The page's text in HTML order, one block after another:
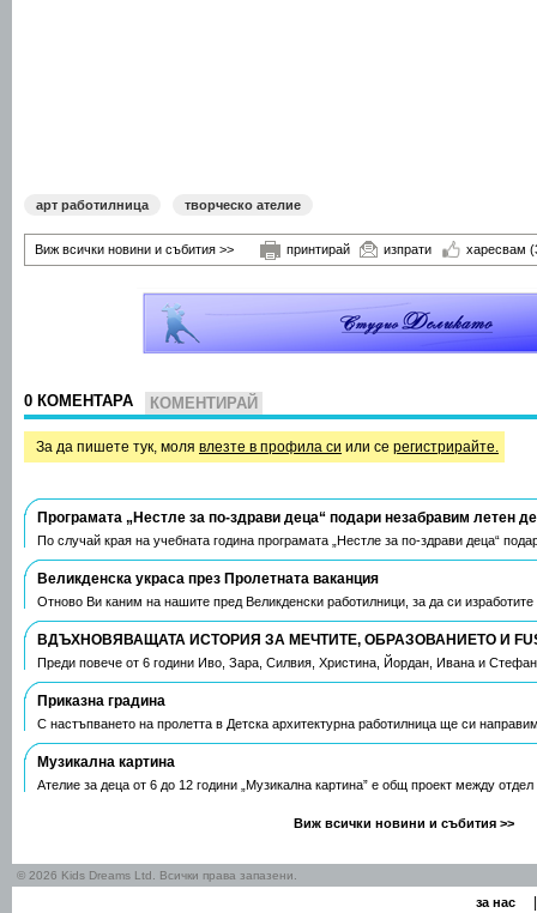
арт работилница творческо ателие
Виж всички новини и събития >> принтирай изпрати харесвам
0 КОМЕНТАРА КОМЕНТИРАЙ
За да пишете тук, моля влезте в профила си или се регистрирайте.
Програмата „Нестле за по-здрави деца“ подари незабравим летен
По случай края на учебната година програмата „Нестле за по-здрави деца“
Великденска украса през Пролетната ваканция
Отново Ви каним на нашите пред Великденски работилници, за да си
ВДЪХНОВЯВАЩАТА ИСТОРИЯ ЗА МЕЧТИТЕ, ОБРАЗОВАНИЕТО И
Преди повече от 6 години Иво, Зара, Силвия, Христина, Йордан, Ивана и
Приказна градина
С настъпването на пролетта в Детска архитектурна работилница ще си
Музикална картина
Ателие за деца от 6 до 12 години „Музикална картина” е общ проект между отдел
Виж всички новини и събития >>
© 2026 Kids Dreams Ltd. Всички права запазени.
за нас